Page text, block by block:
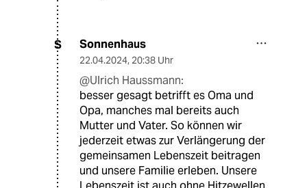
S Sonnenhaus
22.04.2024, 20:38 Uhr
@Ulrich Haussmann:
besser gesagt betrifft es Oma und
Opa, manches mal bereits auch
Mutter und Vater. So können wir
jederzeit etwas zur Verlängerung der
gemeinsamen Lebenszeit beitragen
und unsere Familie erleben. Unsere